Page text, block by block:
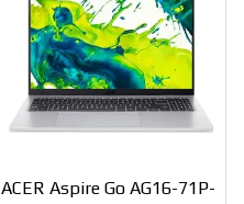
ACER Aspire Go AG16-71P-